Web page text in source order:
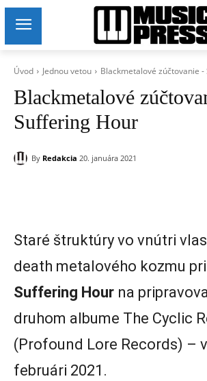
Úvod Jednou vetou Blackmetalové zúčtovanie
Blackmetalové
Suffering Hour
By Redakcia 20. januára 2021
Staré štruktúry vo vnútri
death metalového kozmu
Suffering Hour na
druhom albume The Cyclic
(Profound Lore Records) –
februári 2021.